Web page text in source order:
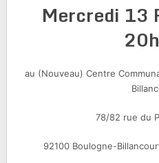
Mercredi 13
au (Nouveau) Centre
78/82 rue du
92100 Boulogne-